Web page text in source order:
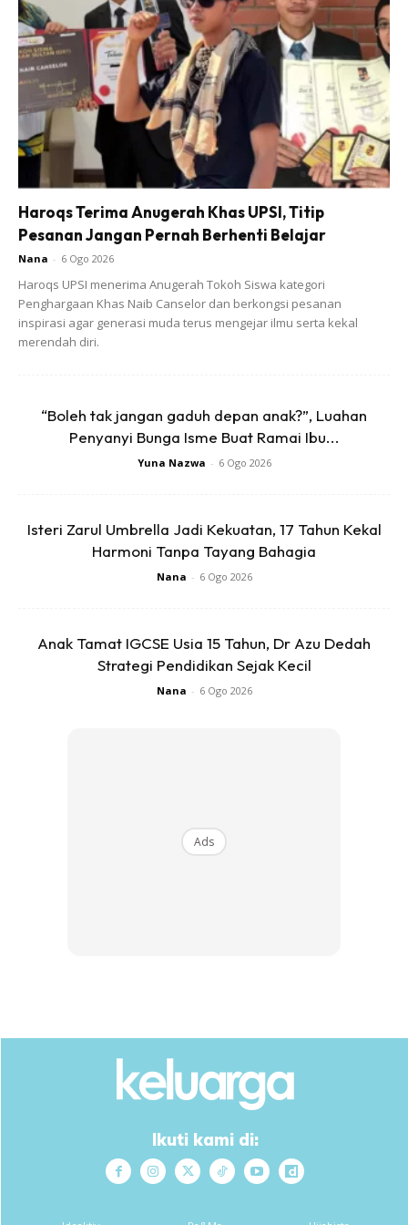
ingat angin, sampai nak pitam. Amik tukang urut. Akak tu
urut dia kata ada ketui teruih suh Kak Eyza scan. Dia tak
Haroqs Terima Anugerah Khas UPSI, Titip
Pesanan Jangan Pernah Berhenti Belajar
Nana - 6 Ogo 2026
Haroqs UPSI menerima Anugerah Tokoh Siswa kategori
Penghargaan Khas Naib Canselor dan berkongsi pesanan
inspirasi agar generasi muda terus mengejar ilmu serta kekal
merendah diri.
“Boleh tak jangan gaduh depan anak?”, Luahan
Penyanyi Bunga Isme Buat Ramai Ibu...
Yuna Nazwa - 6 Ogo 2026
Isteri Zarul Umbrella Jadi Kekuatan, 17 Tahun Kekal
Harmoni Tanpa Tayang Bahagia
Nana - 6 Ogo 2026
Anak Tamat IGCSE Usia 15 Tahun, Dr Azu Dedah
Strategi Pendidikan Sejak Kecil
Nana - 6 Ogo 2026
Ads
Ikuti kami di: